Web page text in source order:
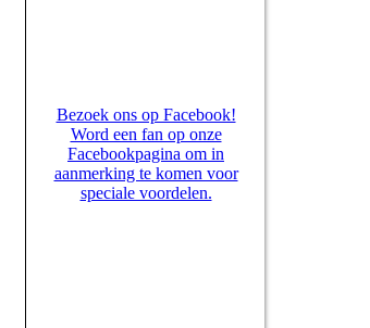
Bezoek ons op Facebook!
Word een fan op onze
Facebookpagina om in
aanmerking te komen voor
speciale voordelen.